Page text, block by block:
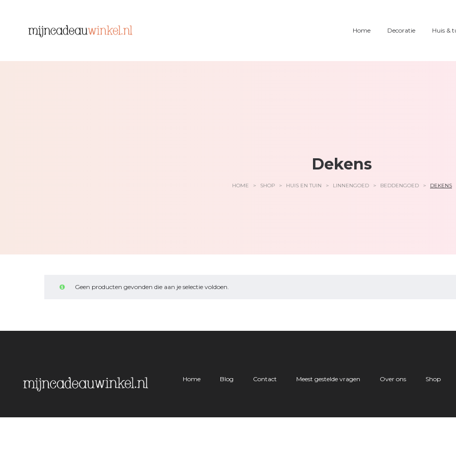
Home Decoratie Huis &
Dekens
HOME > SHOP > HUIS EN TUIN > LINNENGOED > BEDDENGOED > DEKENS
Geen producten gevonden die aan je selectie voldoen.
Home Blog Contact Meest gestelde vragen Over ons Shop